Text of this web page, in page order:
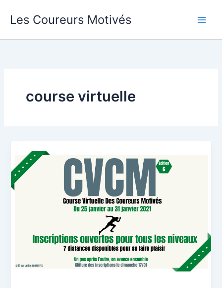
Les Coureurs Motivés
course virtuelle